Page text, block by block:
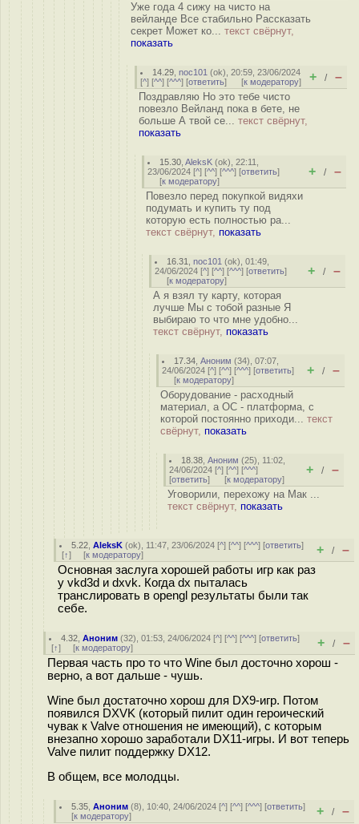
Уже года 4 сижу на чисто на
вейланде Все стабильно Рассказать
секрет Может ко... текст свёрнут,
показать
14.29 ,noc101 (ok), 20:59, 23/06/2024
[^] [^^] [^^^] [ответить] [к модератору] + / –
Поздравляю Но это тебе чисто
повезло Вейланд пока в бете, не
больше А твой се... текст свёрнут,
показать
15.30 ,AleksK (ok), 22:11,
23/06/2024 [^] [^^] [^^^] [ответить]
[к модератору]
+ / –
Повезло перед покупкой видяхи
подумать и купить ту под
которую есть полностью ра...
текст свёрнут, показать
16.31 ,noc101 (ok), 01:49,
24/06/2024 [^] [^^] [^^^] [ответить]
[к модератору]
+ / –
А я взял ту карту, которая
лучше Мы с тобой разные Я
выбираю то что мне удобно...
текст свёрнут, показать
17.34 ,Аноним (34), 07:07,
24/06/2024 [^] [^^] [^^^] [ответить]
[к модератору]
+ / –
Оборудование - расходный
материал, а ОС - платформа, с
которой постоянно приходи... текст
свёрнут, показать
18.38 ,Аноним (25), 11:02,
24/06/2024 [^] [^^] [^^^]
[ответить] [к модератору]
+ / –
Уговорили, перехожу на Мак ...
текст свёрнут, показать
5.22 ,AleksK (ok), 11:47, 23/06/2024 [^] [^^] [^^^] [ответить]
[↑] [к модератору] + / –
Основная заслуга хорошей работы игр как раз
у vkd3d и dxvk. Когда dx пыталась
транслировать в opengl результаты были так
себе.
4.32 ,Аноним (32), 01:53, 24/06/2024 [^] [^^] [^^^] [ответить]
[↑] [к модератору] + / –
Первая часть про то что Wine был досточно хорош -
верно, а вот дальше - чушь.
Wine был достаточно хорош для DX9-игр. Потом
появился DXVK (который пилит один героический
чувак к Valve отношения не имеющий), с которым
внезапно хорошо заработали DX11-игры. И вот теперь
Valve пилит поддержку DX12.
В общем, все молодцы.
5.35 ,Аноним (8), 10:40, 24/06/2024 [^] [^^] [^^^] [ответить]
[к модератору] + / –